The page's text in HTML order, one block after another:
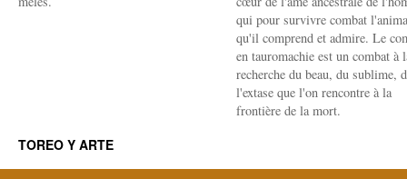
qui pour survivre combat
qu'il comprend et admire. Le
en tauromachie est un combat à
recherche du beau, du sublime,
l'extase que l'on rencontre à la
frontière de la mort.
TOREO Y ARTE